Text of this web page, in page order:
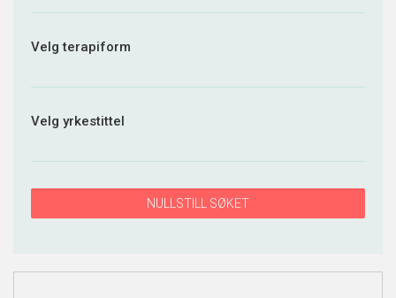
Velg terapiform
Velg yrkestittel
NULLSTILL SØKET